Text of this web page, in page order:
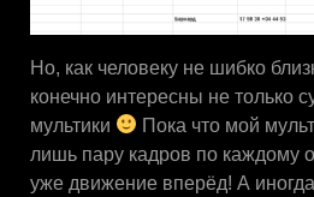
Но, как человеку не шибко
конечно интересны не только
мультики
Пока что мой
лишь пару кадров по каждому
уже движение вперёд! А